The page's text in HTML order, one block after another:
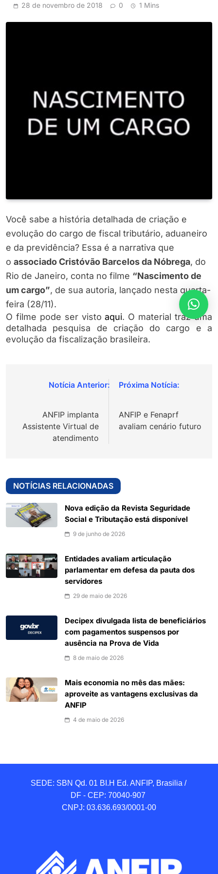
28 de novembro de 2018 0 1 Mins
Você sabe a história detalhada de criação e
evolução do cargo de fiscal tributário, aduaneiro
e da previdência? Essa é a narrativa que
o associado Cristóvão Barcelos da Nóbrega, do
Rio de Janeiro, conta no filme “Nascimento de
um cargo”, de sua autoria, lançado nesta quarta-
feira (28/11).
O filme pode ser vistoaqui. O material traz uma
detalhada pesquisa de criação do cargo e a
evolução da fiscalização brasileira.
Navegação
Post
ANFIP implanta
Assistente Virtual de
atendimento
ANFIP e Fenaprf
avaliam cenário futuro
NOTÍCIAS RELACIONADAS
Nova edição da Revista Seguridade
Social e Tributação está disponível
9 de junho de 2026
Entidades avaliam articulação
parlamentar em defesa da pauta dos
servidores
29 de maio de 2026
Decipex divulgada lista de beneficiários
com pagamentos suspensos por
ausência na Prova de Vida
8 de maio de 2026
Mais economia no mês das mães:
aproveite as vantagens exclusivas da
ANFIP
4 de maio de 2026
SEDE: SBN Qd. 01 BI.H Ed. ANFIP, Brasilia /
DF - CEP: 70040-907
CNPJ: 03.636.693/0001-00